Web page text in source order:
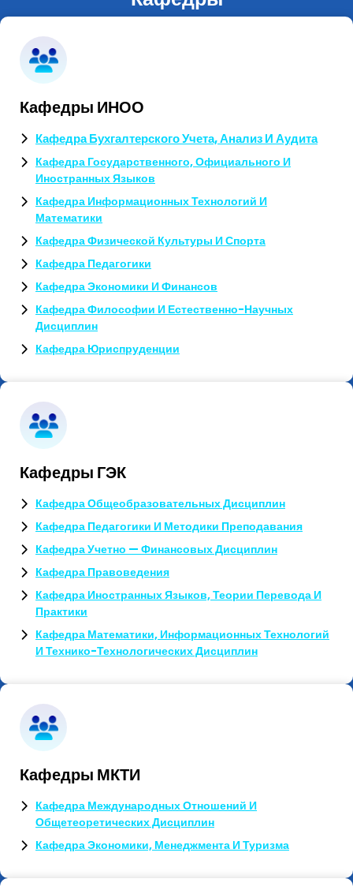
Кафедры ИНОО
Кафедра Бухгалтерского Учета, Анализ И Аудита
Кафедра Государственного, Официального И
Иностранных Языков
Кафедра Информационных Технологий И
Математики
Кафедра Физической Культуры И Спорта
Кафедра Педагогики
Кафедра Экономики И Финансов
Кафедра Философии И Естественно-Научных
Дисциплин
Кафедра Юриспруденции
Кафедры ГЭК
Кафедра Общеобразовательных Дисциплин
Кафедра Педагогики И Методики Преподавания
Кафедра Учетно — Финансовых Дисциплин
Кафедра Правоведения
Кафедра Иностранных Языков, Теории Перевода И
Практики
Кафедра Математики, Информационных Технологий
И Технико-Технологических Дисциплин
Кафедры МКТИ
Кафедра Международных Отношений И
Общетеоретических Дисциплин
Кафедра Экономики, Менеджмента И Туризма